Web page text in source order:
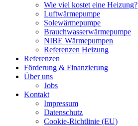
Wie viel kostet eine Heizung?
Luftwärmepumpe
Solewärmepumpe
Brauchwasserwärmepumpe
NIBE Wärmepumpen
Referenzen Heizung
Referenzen
Förderung & Finanzierung
Über uns
Jobs
Kontakt
Impressum
Datenschutz
Cookie-Richtlinie (EU)